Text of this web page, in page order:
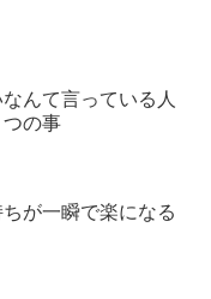
んて言っている人
の事
が一瞬で楽になる